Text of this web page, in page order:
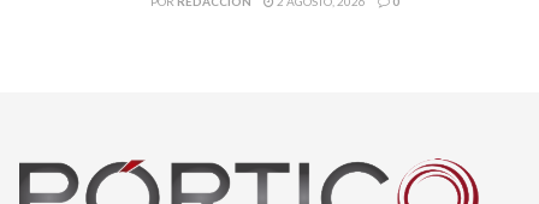
Ambiente, en su comparecencia ante la LXV legislatura del
estado, destacó la importancia en el Plan Estatal de Desarrollo